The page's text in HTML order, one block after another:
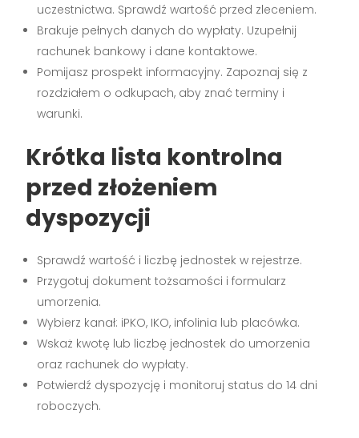
uczestnictwa. Sprawdź wartość przed zleceniem.
Brakuje pełnych danych do wypłaty. Uzupełnij
rachunek bankowy i dane kontaktowe.
Pomijasz prospekt informacyjny. Zapoznaj się z
rozdziałem o odkupach, aby znać terminy i
warunki.
Krótka lista kontrolna
przed złożeniem
dyspozycji
Sprawdź wartość i liczbę jednostek w rejestrze.
Przygotuj dokument tożsamości i formularz
umorzenia.
Wybierz kanał: iPKO, IKO, infolinia lub placówka.
Wskaż kwotę lub liczbę jednostek do umorzenia
oraz rachunek do wypłaty.
Potwierdź dyspozycję i monitoruj status do 14 dni
roboczych.